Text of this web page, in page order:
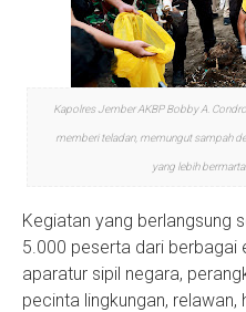
Kapolres Jember AKBP Bobby A.
memberi teladan, memungut sampah
yang lebih
Kegiatan yang berlangsung
5.000 peserta dari berbagai
aparatur sipil negara,
pecinta lingkungan,